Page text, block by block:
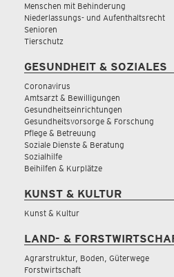
Menschen mit Behinderung
Niederlassungs- und Aufenthaltsrecht
Senioren
Tierschutz
GESUNDHEIT & SOZIALES
Coronavirus
Amtsarzt & Bewilligungen
Gesundheitseinrichtungen
Gesundheitsvorsorge & Forschung
Pflege & Betreuung
Soziale Dienste & Beratung
Sozialhilfe
Beihilfen & Kurplätze
KUNST & KULTUR
Kunst & Kultur
LAND- &
Agrarstruktur, Boden, Güterwege
Forstwirtschaft